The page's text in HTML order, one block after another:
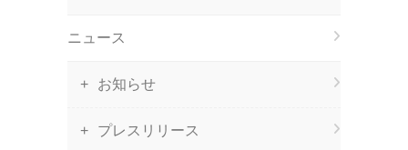
ニュース
お知らせ
プレスリリース